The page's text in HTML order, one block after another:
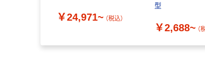
￥24,971~ （税込）
型
￥2,688~ （